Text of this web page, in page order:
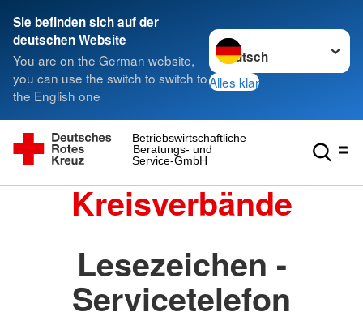
Sie befinden sich auf der
deutschen Website
You are on the German website,
you can use the switch to switch to
the English one
Sprache wechseln zu
Alles klar
Service-GmbH
Beratungs- und
Betriebswirtschaftliche
Kreisverbände
Lesezeichen -
Servicetelefon